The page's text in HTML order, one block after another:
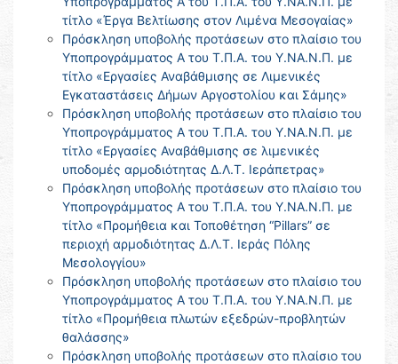
τίτλο «Έργα Βελτίωσης στον Λιμένα Μεσογαίας»
Πρόσκληση υποβολής προτάσεων στο πλαίσιο του
Υποπρογράμματος Α του Τ.Π.Α. του Υ.ΝΑ.Ν.Π. με
τίτλο «Εργασίες Αναβάθμισης σε Λιμενικές
Εγκαταστάσεις Δήμων Αργοστολίου και Σάμης»
Πρόσκληση υποβολής προτάσεων στο πλαίσιο του
Υποπρογράμματος Α του Τ.Π.Α. του Υ.ΝΑ.Ν.Π. με
τίτλο «Εργασίες Αναβάθμισης σε λιμενικές
υποδομές αρμοδιότητας Δ.Λ.Τ. Ιεράπετρας»
Πρόσκληση υποβολής προτάσεων στο πλαίσιο του
Υποπρογράμματος Α του Τ.Π.Α. του Υ.ΝΑ.Ν.Π. με
τίτλο «Προμήθεια και Τοποθέτηση “Pillars” σε
περιοχή αρμοδιότητας Δ.Λ.Τ. Ιεράς Πόλης
Μεσολογγίου»
Πρόσκληση υποβολής προτάσεων στο πλαίσιο του
Υποπρογράμματος Α του Τ.Π.Α. του Υ.ΝΑ.Ν.Π. με
τίτλο «Προμήθεια πλωτών εξεδρών-προβλητών
θαλάσσης»
Πρόσκληση υποβολής προτάσεων στο πλαίσιο του